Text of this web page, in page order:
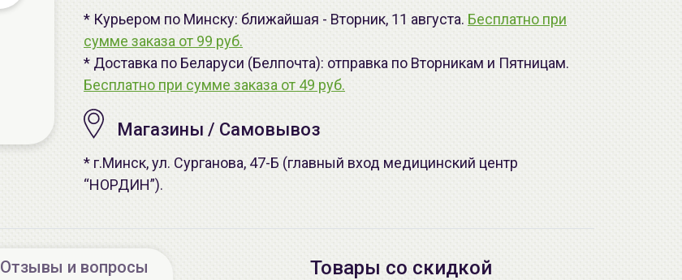
* Курьером по Минску: ближайшая - Вторник, 11 августа. Бесплатно при
сумме заказа от 99 руб.
* Доставка по Беларуси (Белпочта): отправка по Вторникам и Пятницам.
Бесплатно при сумме заказа от 49 руб.
Магазины / Самовывоз
* г.Минск, ул. Сурганова, 47-Б (главный вход медицинский центр
“НОРДИН”).
Отзывы и вопросы Товары со скидкой